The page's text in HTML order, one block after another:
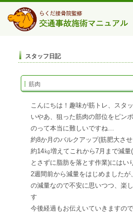
スタッフ日記
筋肉
こんにちは！趣味が筋トレ、スタ
いやあ、狙った筋肉の部位をピン
のって本当に難しいですね…
約8か月のバルクアップ(筋肥大さ
約14㎏増えてこれから7月まで減
とさずに脂肪を落とす作業)にはい
2週間前から減量をはじめましたが
の減量なので不安に思いつつ、楽
す
今後経過もお伝えいていきますの